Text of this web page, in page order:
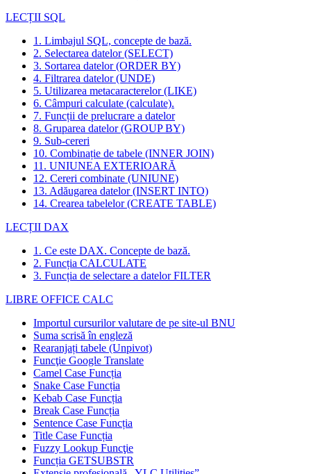
LECȚII SQL
1. Limbajul SQL, concepte de bază.
2. Selectarea datelor (SELECT)
3. Sortarea datelor (ORDER BY)
4. Filtrarea datelor (UNDE)
5. Utilizarea metacaracterelor (LIKE)
6. Câmpuri calculate (calculate).
7. Funcții de prelucrare a datelor
8. Gruparea datelor (GROUP BY)
9. Sub-cereri
10. Combinație de tabele (INNER JOIN)
11. UNIUNEA EXTERIOARĂ
12. Cereri combinate (UNIUNE)
13. Adăugarea datelor (INSERT INTO)
14. Crearea tabelelor (CREATE TABLE)
LECȚII DAX
1. Ce este DAX. Concepte de bază.
2. Funcția CALCULATE
3. Funcția de selectare a datelor FILTER
LIBRE OFFICE CALC
Importul cursurilor valutare de pe site-ul BNU
Suma scrisă în engleză
Rearanjați tabele (Unpivot)
Funcţie Google Translate
Camel Case Funcția
Snake Case Funcția
Kebab Case Funcția
Break Case Funcția
Sentence Case Funcția
Title Case Funcția
Fuzzy Lookup Funcţie
Funcția GETSUBSTR